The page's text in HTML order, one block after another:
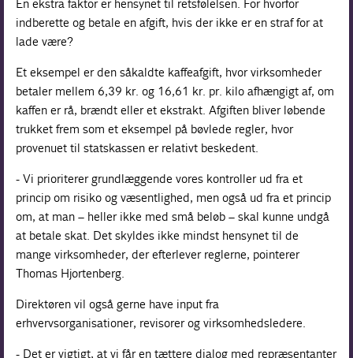
En ekstra faktor er hensynet til retsfølelsen. For hvorfor
indberette og betale en afgift, hvis der ikke er en straf for at
lade være?
Et eksempel er den såkaldte kaffeafgift, hvor virksomheder
betaler mellem 6,39 kr. og 16,61 kr. pr. kilo afhængigt af, om
kaffen er rå, brændt eller et ekstrakt. Afgiften bliver løbende
trukket frem som et eksempel på bøvlede regler, hvor
provenuet til statskassen er relativt beskedent.
- Vi prioriterer grundlæggende vores kontroller ud fra et
princip om risiko og væsentlighed, men også ud fra et princip
om, at man – heller ikke med små beløb – skal kunne undgå
at betale skat. Det skyldes ikke mindst hensynet til de
mange virksomheder, der efterlever reglerne, pointerer
Thomas Hjortenberg.
Direktøren vil også gerne have input fra
erhvervsorganisationer, revisorer og virksomhedsledere.
- Det er vigtigt, at vi får en tættere dialog med repræsentanter